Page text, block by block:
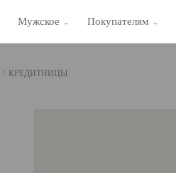
Мужское Покупателям
/ КРЕДИТНИЦЫ